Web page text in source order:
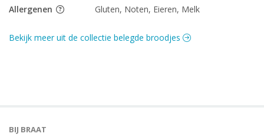
Allergenen Gluten, Noten, Eieren, Melk
Bekijk meer uit de collectie belegde broodjes
BIJ BRAAT